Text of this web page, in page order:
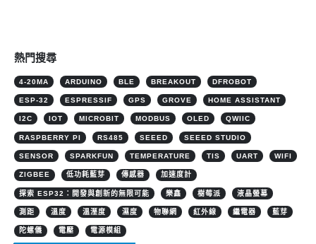
熱門搜尋
4-20MA ARDUINO BLE BREAKOUT DFROBOT
ESP-32 ESPRESSIF GPS GROVE HOME ASSISTANT
I2C IOT MICROBIT MODBUS OLED QWIIC
RASPBERRY PI RS485 SEEED SEEED STUDIO
SENSOR SPARKFUN TEMPERATURE TIS UART WIFI
ZIGBEE 低功耗藍芽 傳感器 加速度計
探索 ESP32：開發與創新的無限可能 樂鑫 樹莓派 液晶螢幕
測距 溫度 溫溼度 濕度 物聯網 紅外線 繼電器 藍芽
陀螺儀 電壓 電源模組